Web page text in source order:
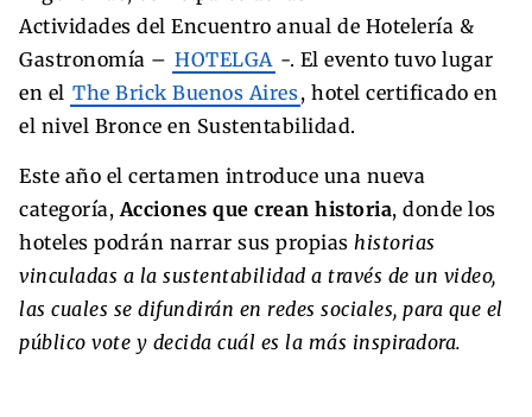
Actividades del Encuentro anual de Hotelería &
Gastronomía – HOTELGA -. El evento tuvo lugar
en el The Brick Buenos Aires, hotel certificado en
el nivel Bronce en Sustentabilidad.
Este año el certamen introduce una nueva
categoría, Acciones que crean historia, donde los
hoteles podrán narrar sus propias historias
vinculadas a la sustentabilidad a través de un video,
las cuales se difundirán en redes sociales, para que el
público vote y decida cuál es la más inspiradora.